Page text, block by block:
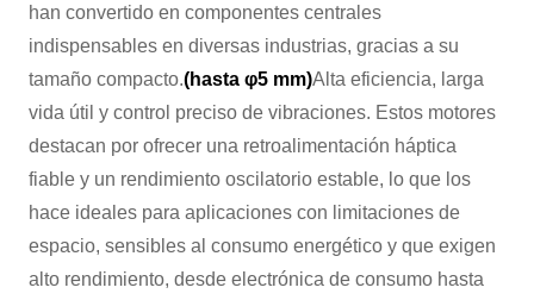
han convertido en componentes centrales
indispensables en diversas industrias, gracias a su
tamaño compacto.(hasta φ5 mm)Alta eficiencia, larga
vida útil y control preciso de vibraciones. Estos motores
destacan por ofrecer una retroalimentación háptica
fiable y un rendimiento oscilatorio estable, lo que los
hace ideales para aplicaciones con limitaciones de
espacio, sensibles al consumo energético y que exigen
alto rendimiento, desde electrónica de consumo hasta